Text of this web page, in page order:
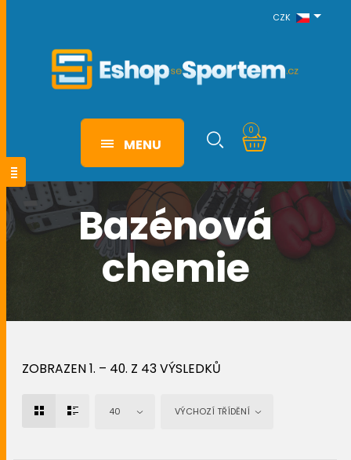
CZK
MENU
0
Bazénová
chemie
ZOBRAZEN 1. – 40. Z 43 VÝSLEDKŮ
40 VÝCHOZÍ TŘÍDĚNÍ